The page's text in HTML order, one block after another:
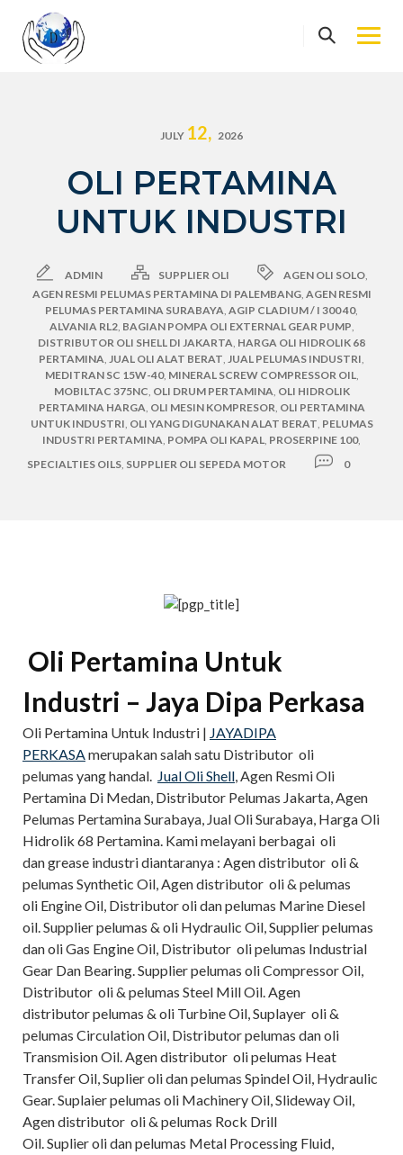
content
JULY 12, 2026
OLI PERTAMINA
UNTUK INDUSTRI
ADMIN SUPPLIER OLI AGEN OLI SOLO,
AGEN RESMI PELUMAS PERTAMINA DI PALEMBANG, AGEN RESMI
PELUMAS PERTAMINA SURABAYA, AGIP CLADIUM / I 300 40,
ALVANIA RL2, BAGIAN POMPA OLI EXTERNAL GEAR PUMP,
DISTRIBUTOR OLI SHELL DI JAKARTA, HARGA OLI HIDROLIK 68
PERTAMINA, JUAL OLI ALAT BERAT, JUAL PELUMAS INDUSTRI,
MEDITRAN SC 15W-40, MINERAL SCREW COMPRESSOR OIL,
MOBILTAC 375NC, OLI DRUM PERTAMINA, OLI HIDROLIK
PERTAMINA HARGA, OLI MESIN KOMPRESOR, OLI PERTAMINA
UNTUK INDUSTRI, OLI YANG DIGUNAKAN ALAT BERAT, PELUMAS
INDUSTRI PERTAMINA, POMPA OLI KAPAL, PROSERPINE 100,
SPECIALTIES OILS, SUPPLIER OLI SEPEDA MOTOR 0
Oli Pertamina Untuk
Industri – Jaya Dipa Perkasa
Oli Pertamina Untuk Industri | JAYADIPA
PERKASAmerupakan salah satu Distributor oli
pelumas yang handal. Jual Oli Shell, Agen Resmi Oli
Pertamina Di Medan, Distributor Pelumas Jakarta, Agen
Pelumas Pertamina Surabaya, Jual Oli Surabaya, Harga Oli
Hidrolik 68 Pertamina. Kami melayani berbagai oli
dan grease industri diantaranya : Agen distributor oli &
pelumas Synthetic Oil, Agen distributor oli & pelumas
oli Engine Oil, Distributor oli dan pelumas Marine Diesel
oil. Supplier pelumas & oli Hydraulic Oil, Supplier pelumas
dan oli Gas Engine Oil, Distributor oli pelumas Industrial
Gear Dan Bearing. Supplier pelumas oli Compressor Oil,
Distributor oli & pelumas Steel Mill Oil. Agen
distributor pelumas & oli Turbine Oil, Suplayer oli &
pelumas Circulation Oil, Distributor pelumas dan oli
Transmision Oil. Agen distributor oli pelumas Heat
Transfer Oil, Suplier oli dan pelumas Spindel Oil, Hydraulic
Gear. Suplaier pelumas oli Machinery Oil, Slideway Oil,
Agen distributor oli & pelumas Rock Drill
Oil. Suplier oli dan pelumas Metal Processing Fluid,